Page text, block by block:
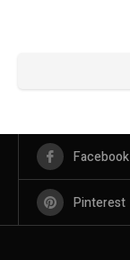
Facebook
Pinterest